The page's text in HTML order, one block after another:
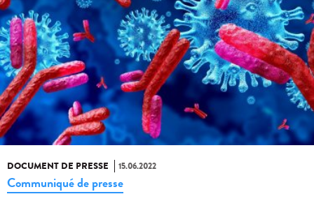
DOCUMENT DE PRESSE 15.06.2022
Communiqué de presse